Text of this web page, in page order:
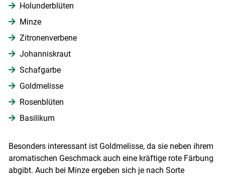
Holunderblüten
Minze
Zitronenverbene
Johanniskraut
Schafgarbe
Goldmelisse
Rosenblüten
Basilikum
Besonders interessant ist Goldmelisse, da sie neben ihrem
aromatischen Geschmack auch eine kräftige rote Färbung
abgibt. Auch bei Minze ergeben sich je nach Sorte